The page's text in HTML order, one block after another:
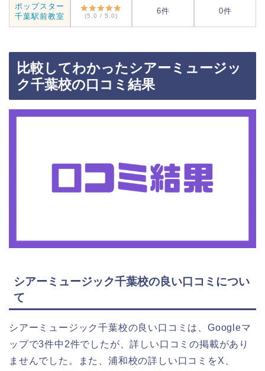
ポップスター
千葉駅前教室
(5.0 / 5.0)
6件 0件
比較してわかったシアーミュージッ
ク千葉校の口コミ結果
シアーミュージック千葉校の良い口コミについ
て
シアーミュージック千葉校の良い口コミは、Googleマ
ップで3件中2件でしたが、詳しい口コミの掲載があり
ませんでした。また、浦和校の詳しい口コミをX、